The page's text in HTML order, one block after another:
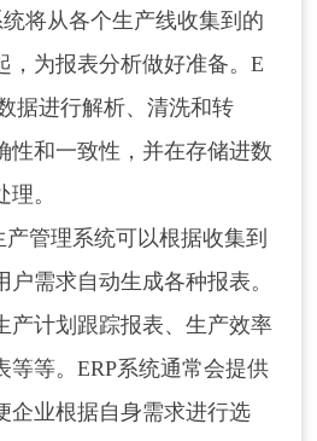
词搜索
将从各个生产线收集到的
，为报表分析做好准备。E
据进行解析、清洗和转
性和一致性，并在存储进数
。
管理系统可以根据收集到
需求自动生成各种报表。
产计划跟踪报表、生产效率
等等。ERP系统通常会提供
企业根据自身需求进行选